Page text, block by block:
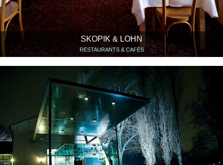
SKOPIK & LOHN
RESTAURANTS & CAFÉS